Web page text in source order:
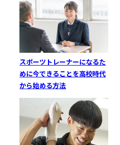
スポーツトレーナーになるた
めに今できることを高校時代
から始める方法